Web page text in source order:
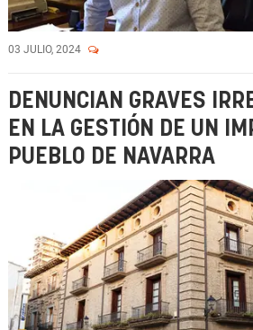
03 JULIO, 2024
DENUNCIAN GRAVES
EN LA GESTIÓN DE UN
PUEBLO DE NAVARRA